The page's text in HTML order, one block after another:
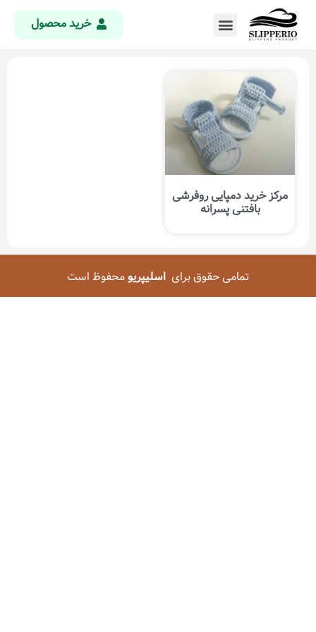
خرید محصول
مرکز خرید دمپایی روفرشی
بافتنی پسرانه
تمامی حقوق برایاسلیپریومحفوظ است